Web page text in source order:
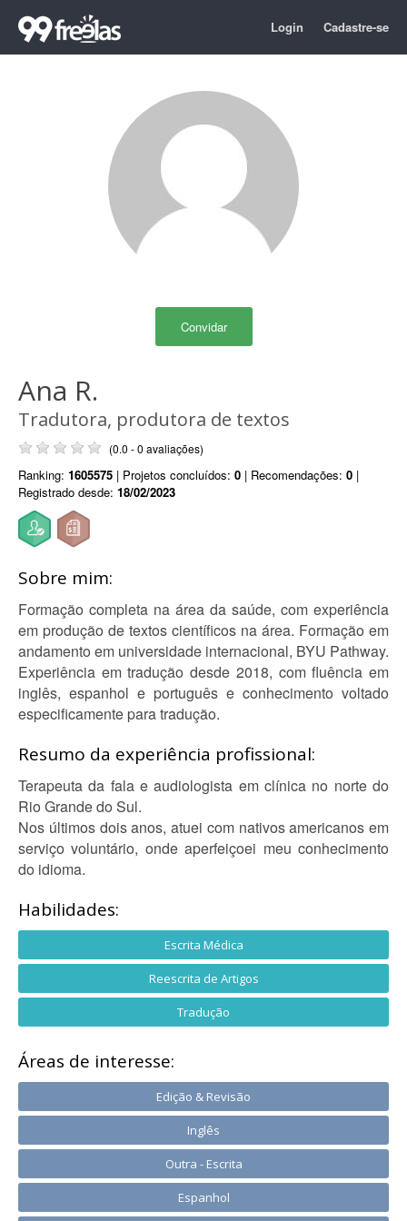
Login Cadastre-se
Convidar
Ana R.
Tradutora, produtora de textos
(0.0 - 0 avaliações)
Ranking: 1605575 | Projetos concluídos: 0 | Recomendações: 0 |
Registrado desde: 18/02/2023
Sobre mim:
Formação completa na área da saúde, com experiência
em produção de textos científicos na área. Formação em
andamento em universidade internacional, BYU Pathway.
Experiência em tradução desde 2018, com fluência em
inglês, espanhol e português e conhecimento voltado
especificamente para tradução.
Resumo da experiência profissional:
Terapeuta da fala e audiologista em clínica no norte do
Rio Grande do Sul.
Nos últimos dois anos, atuei com nativos americanos em
serviço voluntário, onde aperfeiçoei meu conhecimento
do idioma.
Habilidades:
Escrita Médica
Reescrita de Artigos
Tradução
Áreas de interesse:
Edição & Revisão
Inglês
Outra - Escrita
Espanhol